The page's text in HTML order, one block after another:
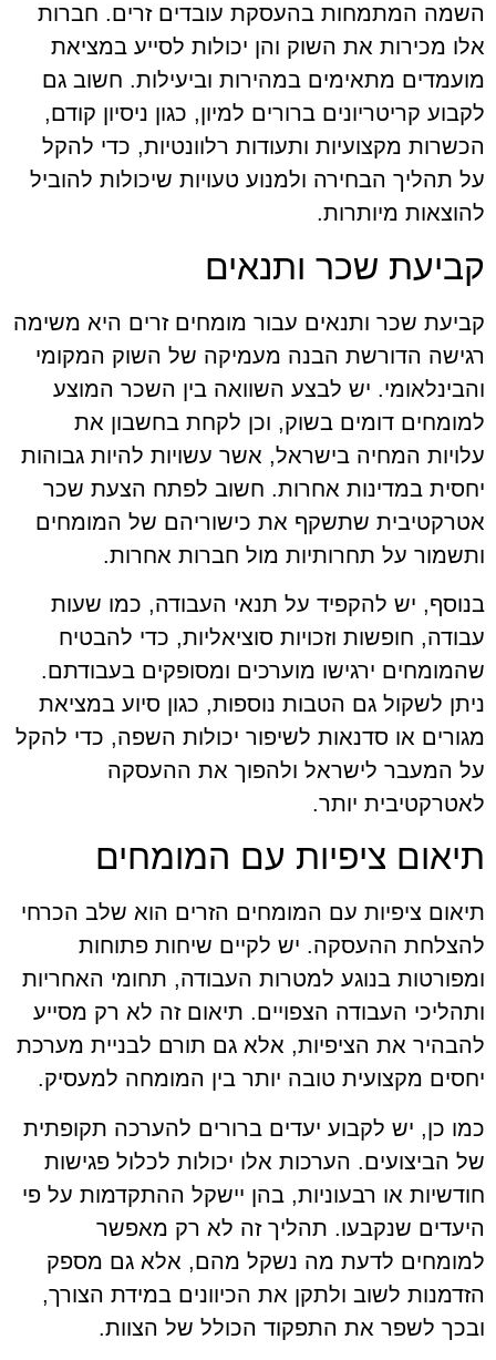
השמה המתמחות בהעסקת עובדים זרים. חברות
אלו מכירות את השוק והן יכולות לסייע במציאת
מועמדים מתאימים במהירות וביעילות. חשוב גם
לקבוע קריטריונים ברורים למיון, כגון ניסיון קודם,
הכשרות מקצועיות ותעודות רלוונטיות, כדי להקל
על תהליך הבחירה ולמנוע טעויות שיכולות להוביל
להוצאות מיותרות.
קביעת שכר ותנאים
קביעת שכר ותנאים עבור מומחים זרים היא משימה
רגישה הדורשת הבנה מעמיקה של השוק המקומי
והבינלאומי. יש לבצע השוואה בין השכר המוצע
למומחים דומים בשוק, וכן לקחת בחשבון את
עלויות המחיה בישראל, אשר עשויות להיות גבוהות
יחסית במדינות אחרות. חשוב לפתח הצעת שכר
אטרקטיבית שתשקף את כישוריהם של המומחים
ותשמור על תחרותיות מול חברות אחרות.
בנוסף, יש להקפיד על תנאי העבודה, כמו שעות
עבודה, חופשות וזכויות סוציאליות, כדי להבטיח
שהמומחים ירגישו מוערכים ומסופקים בעבודתם.
ניתן לשקול גם הטבות נוספות, כגון סיוע במציאת
מגורים או סדנאות לשיפור יכולות השפה, כדי להקל
על המעבר לישראל ולהפוך את ההעסקה
לאטרקטיבית יותר.
תיאום ציפיות עם המומחים
תיאום ציפיות עם המומחים הזרים הוא שלב הכרחי
להצלחת ההעסקה. יש לקיים שיחות פתוחות
ומפורטות בנוגע למטרות העבודה, תחומי האחריות
ותהליכי העבודה הצפויים. תיאום זה לא רק מסייע
להבהיר את הציפיות, אלא גם תורם לבניית מערכת
יחסים מקצועית טובה יותר בין המומחה למעסיק.
כמו כן, יש לקבוע יעדים ברורים להערכה תקופתית
של הביצועים. הערכות אלו יכולות לכלול פגישות
חודשיות או רבעוניות, בהן יישקל ההתקדמות על פי
היעדים שנקבעו. תהליך זה לא רק מאפשר
למומחים לדעת מה נשקל מהם, אלא גם מספק
הזדמנות לשוב ולתקן את הכיוונים במידת הצורך,
ובכך לשפר את התפקוד הכולל של הצוות.